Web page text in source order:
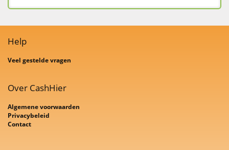
Help
Veel gestelde vragen
Over CashHier
Algemene voorwaarden
Privacybeleid
Contact